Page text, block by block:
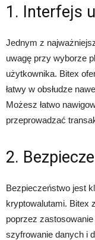
1. Interfejs
Jednym z
uwagę przy wyborze
użytkownika. Bitex
łatwy w obsłudze
Możesz łatwo
przeprowadzać
2.
Bezpieczeństwo jest
kryptowalutami. Bitex
poprzez
szyfrowanie danych i